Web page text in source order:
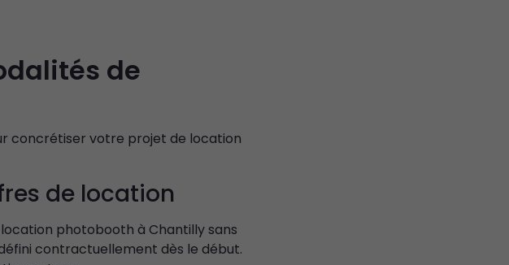
de
concrétiser votre projet de location
de location
photobooth à Chantilly sans
contractuellement dès le début.
pas
Ils
au